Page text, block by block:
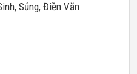
, Sủng, Điền Văn